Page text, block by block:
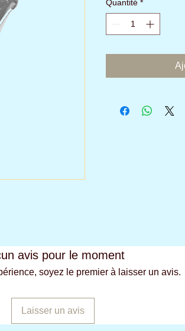
Quantité *
avis pour le moment
soyez le premier à laisser un avis.
Laisser un avis